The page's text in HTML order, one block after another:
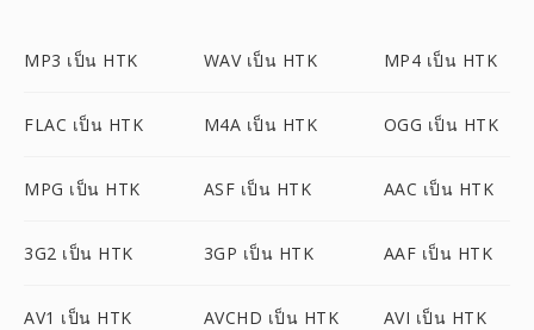
MP3 เป็น HTK WAV เป็น HTK MP4 เป็น HTK
FLAC เป็น HTK M4A เป็น HTK OGG เป็น HTK
MPG เป็น HTK ASF เป็น HTK AAC เป็น HTK
3G2 เป็น HTK 3GP เป็น HTK AAF เป็น HTK
AV1 เป็น HTK AVCHD เป็น HTK AVI เป็น HTK